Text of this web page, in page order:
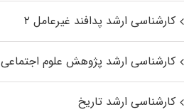
کارشناسی ارشد پدافند غیرعامل ۲
کارشناسی ارشد پژوهش علوم اجتماعی
کارشناسی ارشد تاریخ